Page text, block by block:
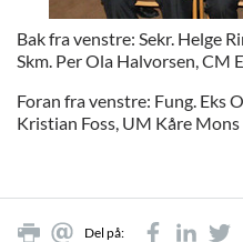
Bak fra venstre: Sekr. Helge
Skm. Per Ola Halvorsen, CM
Foran fra venstre: Fung. Eks
Kristian Foss, UM Kåre Mons
Del på: